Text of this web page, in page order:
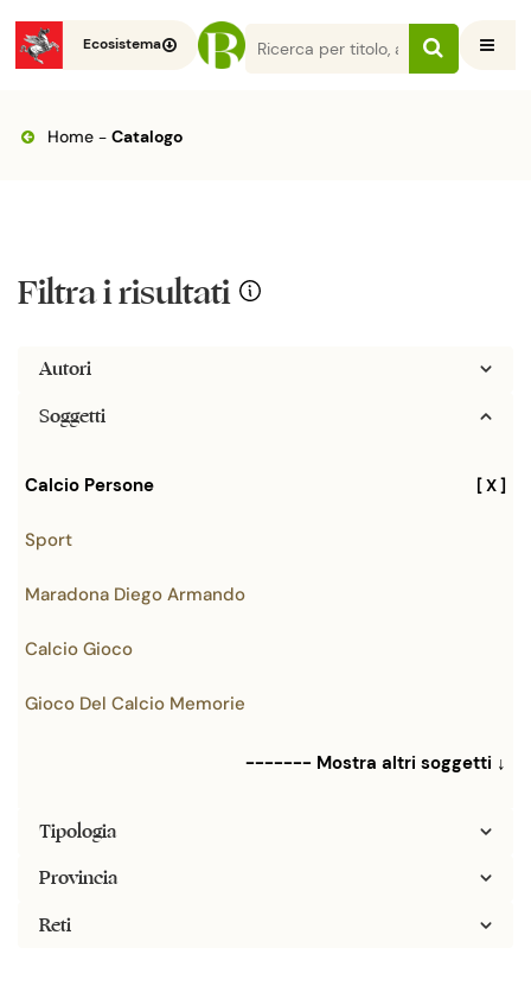
Ecosistema
Home- Catalogo
Filtra i risultati
Autori
Soggetti
Calcio Persone [ X ]
Sport
Maradona Diego Armando
Calcio Gioco
Gioco Del Calcio Memorie
------- Mostra altri soggetti ↓
Tipologia
Provincia
Reti